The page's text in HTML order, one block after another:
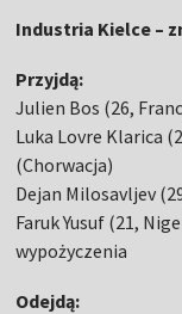
Industria Kielce –
Przyjdą:
Julien Bos (26,
Luka Lovre Klarica
(Chorwacja)
Dejan Milosavljev
Faruk Yusuf (21,
wypożyczenia
Odejdą: